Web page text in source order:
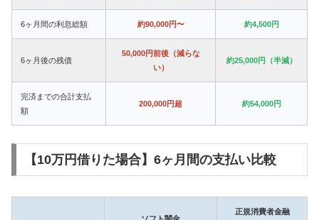
6ヶ月間の利息総額 約90,000円〜 約4,500円
6ヶ月後の残債
50,000円前後（減らな
い）
約25,000円（半減）
完済までの合計支払
額
200,000円超 約54,000円
【10万円借りた場合】6ヶ月間の支払い比較
正規消費者金融